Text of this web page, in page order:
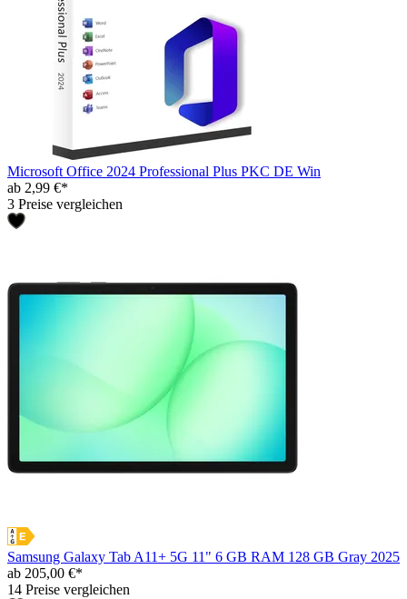
Microsoft Office 2024 Professional Plus PKC DE Win
ab 2,99 €*
3 Preise vergleichen
Samsung Galaxy Tab A11+ 5G 11" 6 GB RAM 128 GB Gray 2025
ab 205,00 €*
14 Preise vergleichen